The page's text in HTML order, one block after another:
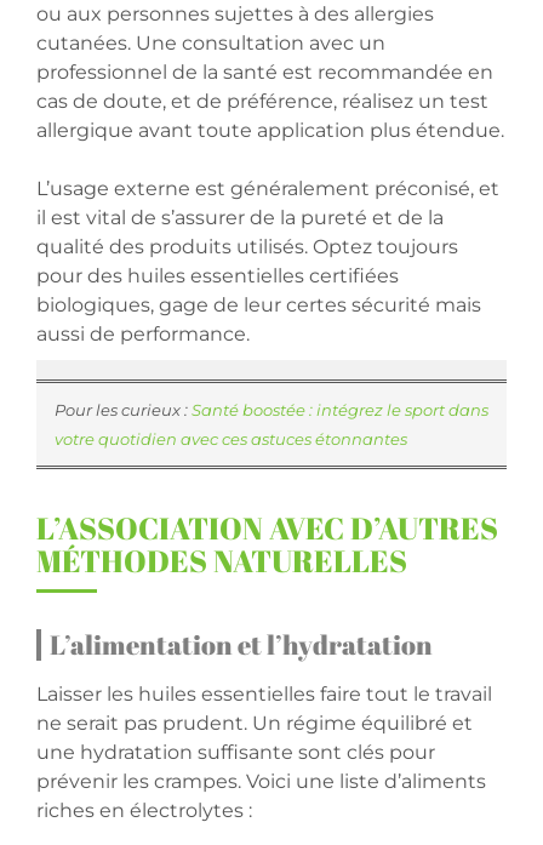
ou aux personnes sujettes à des allergies
cutanées. Une consultation avec un
professionnel de la santé est recommandée en
cas de doute, et de préférence, réalisez un test
allergique avant toute application plus étendue.
L’usage externe est généralement préconisé, et
il est vital de s’assurer de la pureté et de la
qualité des produits utilisés. Optez toujours
pour des huiles essentielles certifiées
biologiques, gage de leur certes sécurité mais
aussi de performance.
Pour les curieux :Santé boostée : intégrez le sport dans
votre quotidien avec ces astuces étonnantes
L’ASSOCIATION AVEC D’AUTRES
MÉTHODES NATURELLES
L’alimentation et l’hydratation
Laisser les huiles essentielles faire tout le travail
ne serait pas prudent. Un régime équilibré et
une hydratation suffisante sont clés pour
prévenir les crampes. Voici une liste d’aliments
riches en électrolytes :